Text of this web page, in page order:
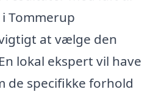
Tommerup
at vælge den
lokal ekspert vil have
de specifikke forhold